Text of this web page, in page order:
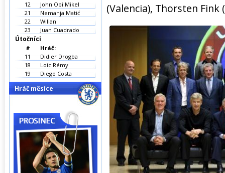
(Valencia), Thorsten Fink
12
John Obi Mikel
21
Nemanja Matić
22
Wilian
23
Juan Cuadrado
Útočníci
#
Hráč:
11
Didier Drogba
18
Loic Rémy
19
Diego Costa
Hráč měsíce